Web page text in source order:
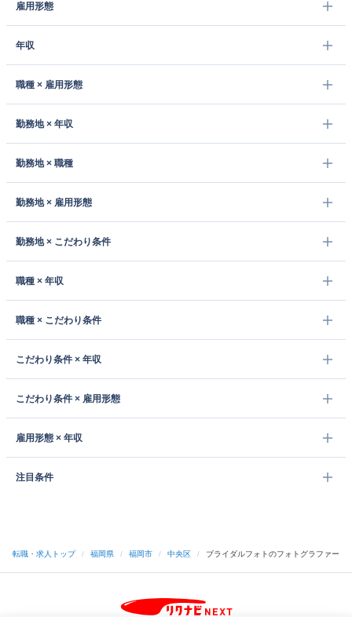
雇用形態
年収
職種 × 雇用形態
勤務地 × 年収
勤務地 × 職種
勤務地 × 雇用形態
勤務地 × こだわり条件
職種 × 年収
職種 × こだわり条件
こだわり条件 × 年収
こだわり条件 × 雇用形態
雇用形態 × 年収
注目条件
転職・求人トップ / 福岡県 / 福岡市 / 中央区 / ブライダルフォトのフォトグラファー